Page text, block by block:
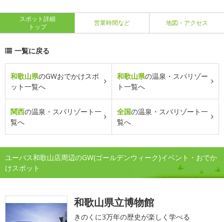
スポット詳細
トップ
営業時間など 地図・アクセス
一覧に戻る
和歌山県のGWおでかけスポ
ット一覧へ
和歌山県の温泉・スパリゾー
ト一覧へ
関西の温泉・スパリゾート一
覧へ
全国の温泉・スパリゾート一
覧へ
ユーバス和歌山店周辺のGW(ゴールデンウィーク)イベント・おでか
けスポット
和歌山県立博物館
きのくに3万年の歴史が楽しく学べる